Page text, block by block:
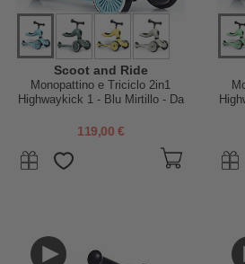
Scoot and Ride
Monopattino e Triciclo 2in1
Highwaykick 1 - Blu Mirtillo - Da
119,00 €